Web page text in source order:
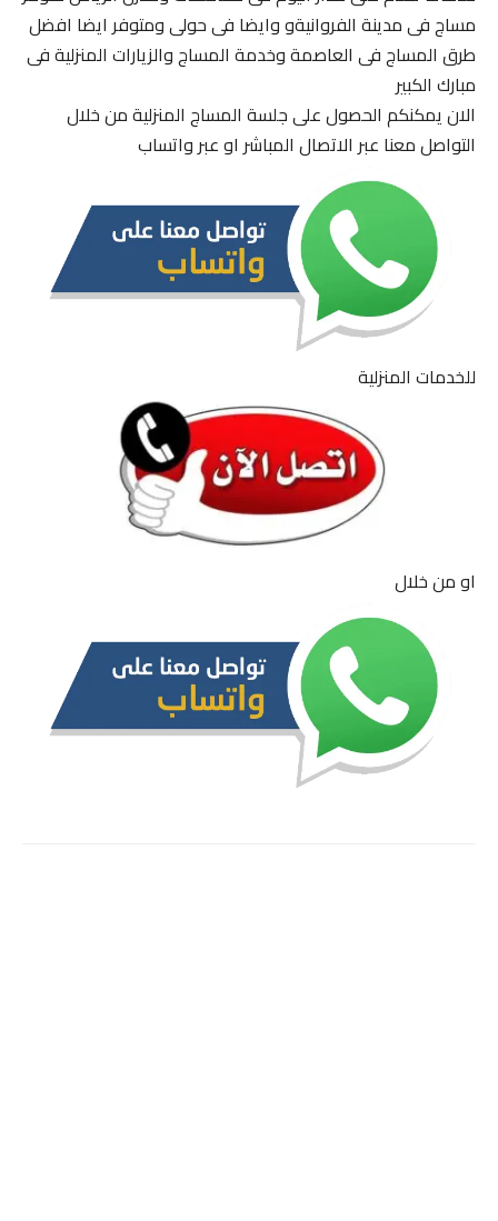
مساج فى مدينة الفروانيةو وايضا فى حولى ومتوفر ايضا افضل
طرق المساج فى العاصمة وخدمة المساج والزيارات المنزلية فى
مبارك الكبير
الان يمكنكم الحصول على جلسة المساج المنزلية من خلال
التواصل معنا عبر الاتصال المباشر او عبر واتساب
للخدمات المنزلية
او من خلال